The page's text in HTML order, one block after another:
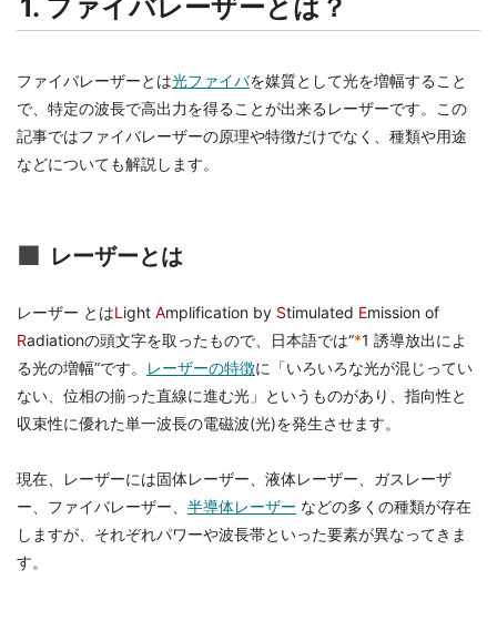
1. ファイバレーザーとは？
ファイバレーザーとは光ファイバを媒質として光を増幅すること
で、特定の波長で高出力を得ることが出来るレーザーです。この
記事ではファイバレーザーの原理や特徴だけでなく、種類や用途
などについても解説します。
レーザーとは
レーザー とはL ight Amplification by Stimulated Emission of
Radiationの頭文字を取ったもので、日本語では“*1 誘導放出によ
る光の増幅”です。
レーザーの特徴に「いろいろな光が混じってい
ない、位相の揃った直線に進む光」というものがあり、指向性と
収束性に優れた単一波長の電磁波(光)を発生させます。
現在、レーザーには固体レーザー、液体レーザー、ガスレーザ
ー、ファイバレーザー、 半導体レーザー などの多くの種類が存在
しますが、それぞれパワーや波長帯といった要素が異なってきま
す。